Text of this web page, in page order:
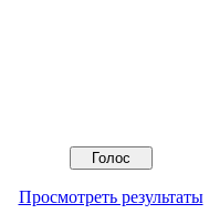
Просмотреть результаты